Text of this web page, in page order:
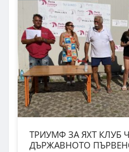
ТРИУМФ ЗА ЯХТ КЛУБ
ДЪРЖАВНОТО